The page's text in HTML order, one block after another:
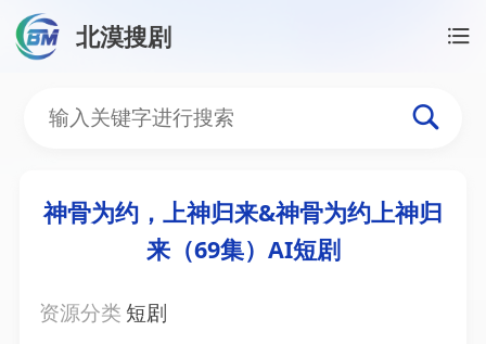
北漠搜剧
神骨为约，上神归来&神
神骨为约，上神归来&神骨为约上神归
来（69集）AI短剧
资源分类 短剧